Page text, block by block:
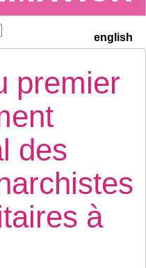
english
premier
des
à